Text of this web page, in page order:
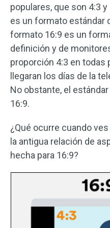
populares, que son 4:3
es un formato estándar
formato 16:9 es un
definición y de
proporción 4:3 en todas
llegaran los días de la
No obstante, el
16:9.
¿Qué ocurre cuando
la antigua relación de
hecha para 16:9?